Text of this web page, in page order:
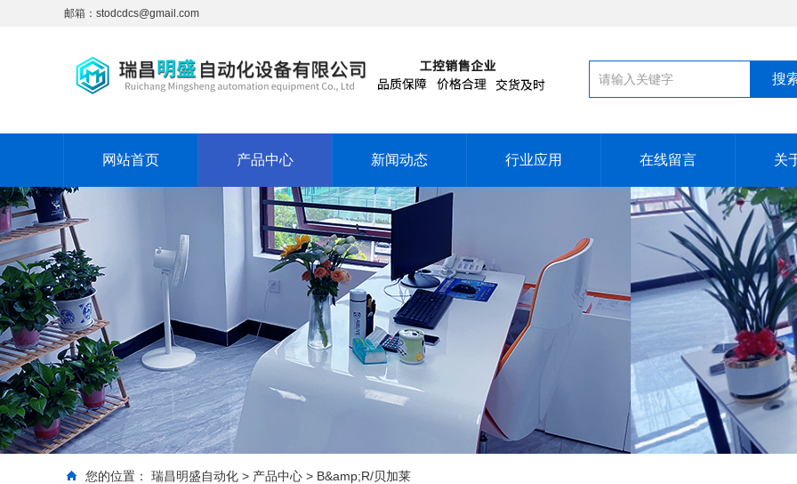
邮箱：stodcdcs@gmail.com
网站首页 产品中心 新闻动态 行业应用 在线留言 关
您的位置： 瑞昌明盛自动化 > 产品中心 > B&amp;R/贝加莱